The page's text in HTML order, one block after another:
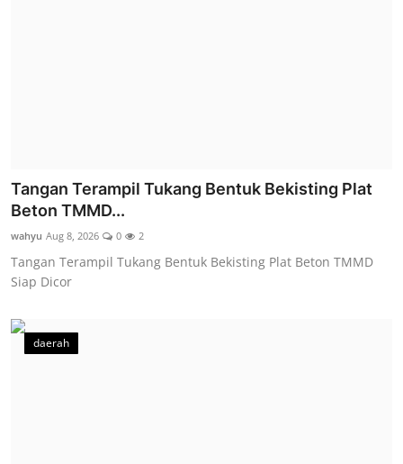
Tangan Terampil Tukang Bentuk Bekisting Plat
Beton TMMD...
wahyu Aug 8, 2026 0 2
Tangan Terampil Tukang Bentuk Bekisting Plat Beton TMMD
Siap Dicor
daerah